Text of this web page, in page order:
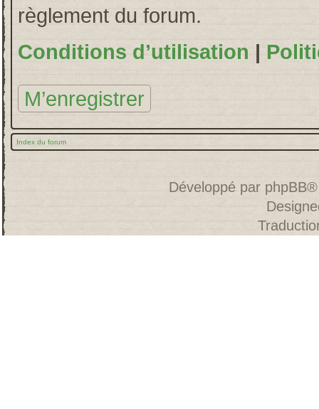
règlement du forum.
Conditions d’utilisation |
M’enregistrer
Index du forum
Développé par phpBB®